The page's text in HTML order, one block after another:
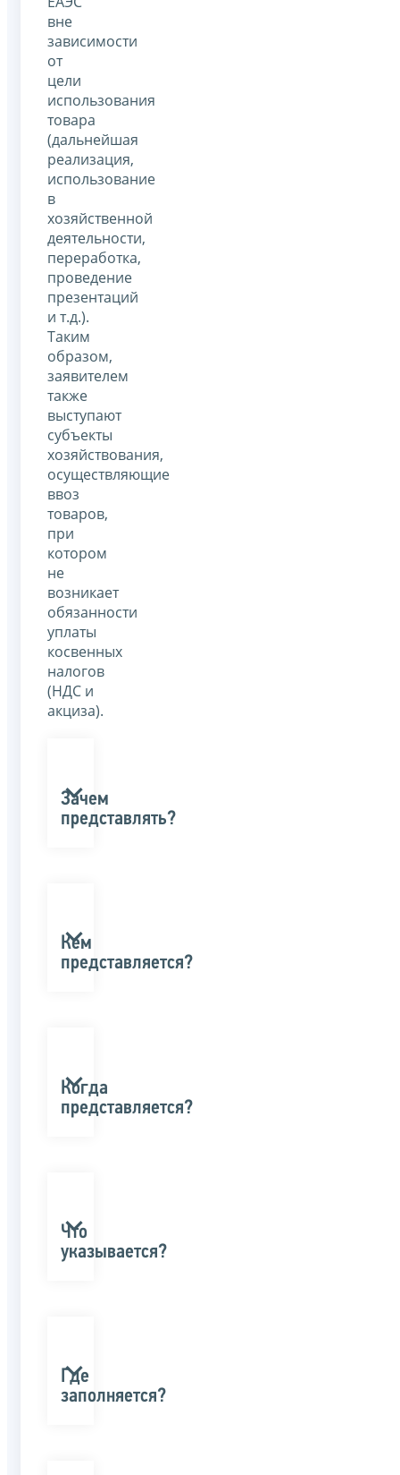
вне
зависимости
от
цели
использования
товара
(дальнейшая
реализация,
использование
в
хозяйственной
деятельности,
переработка,
проведение
презентаций
и т.д.).
Таким
образом,
заявителем
также
выступают
субъекты
хозяйствования,
осуществляющие
ввоз
товаров,
при
котором
не
возникает
обязанности
уплаты
косвенных
налогов
(НДС и
акциза).
Зачем
представлять?
Кем
представляется?
Когда
представляется?
Что
указывается?
Где
заполняется?